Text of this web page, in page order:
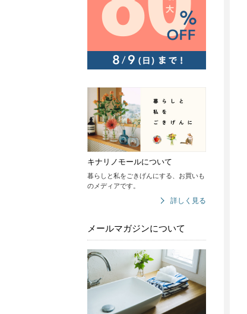
キナリノモールについて
暮らしと私をごきげんにする、お買いも
のメディアです。
詳しく見る
メールマガジンについて